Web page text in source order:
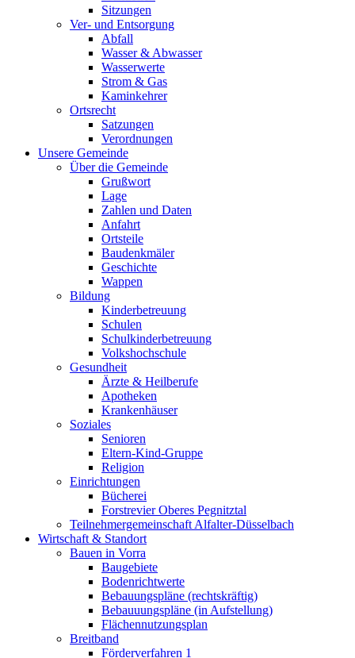
Sitzungen
Ver- und Entsorgung
Abfall
Wasser & Abwasser
Wasserwerte
Strom & Gas
Kaminkehrer
Ortsrecht
Satzungen
Verordnungen
Unsere Gemeinde
Über die Gemeinde
Grußwort
Lage
Zahlen und Daten
Anfahrt
Ortsteile
Baudenkmäler
Geschichte
Wappen
Bildung
Kinderbetreuung
Schulen
Schulkinderbetreuung
Volkshochschule
Gesundheit
Ärzte & Heilberufe
Apotheken
Krankenhäuser
Soziales
Senioren
Eltern-Kind-Gruppe
Religion
Einrichtungen
Bücherei
Forstrevier Oberes Pegnitztal
Teilnehmergemeinschaft Alfalter-Düsselbach
Wirtschaft & Standort
Bauen in Vorra
Baugebiete
Bodenrichtwerte
Bebauungspläne (rechtskräftig)
Bebauuungspläne (in Aufstellung)
Flächennutzungsplan
Breitband
Förderverfahren 1